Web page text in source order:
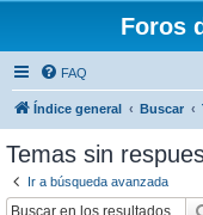
Foros
FAQ
Índice general Buscar
Temas sin
Ir a búsqueda avanzada